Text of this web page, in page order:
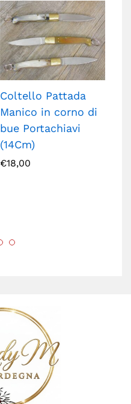
Coltello Pattada
Manico in corno di
bue Portachiavi
(14Cm)
€18,00